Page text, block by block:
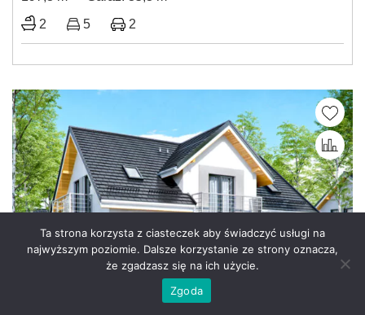
2 5 2
Ta strona korzysta z ciasteczek aby świadczyć usługi na
najwyższym poziomie. Dalsze korzystanie ze strony oznacza,
że zgadzasz się na ich użycie.
Zgoda